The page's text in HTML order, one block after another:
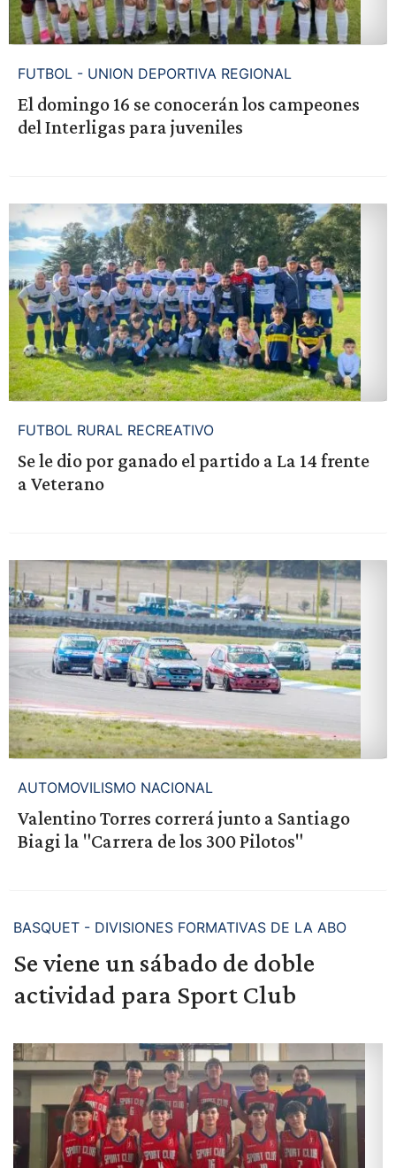
FUTBOL - UNION DEPORTIVA REGIONAL
El domingo 16 se conocerán los campeones
del Interligas para juveniles
FUTBOL RURAL RECREATIVO
Se le dio por ganado el partido a La 14 frente
a Veterano
AUTOMOVILISMO NACIONAL
Valentino Torres correrá junto a Santiago
Biagi la "Carrera de los 300 Pilotos"
BASQUET - DIVISIONES FORMATIVAS DE LA ABO
Se viene un sábado de doble
actividad para Sport Club